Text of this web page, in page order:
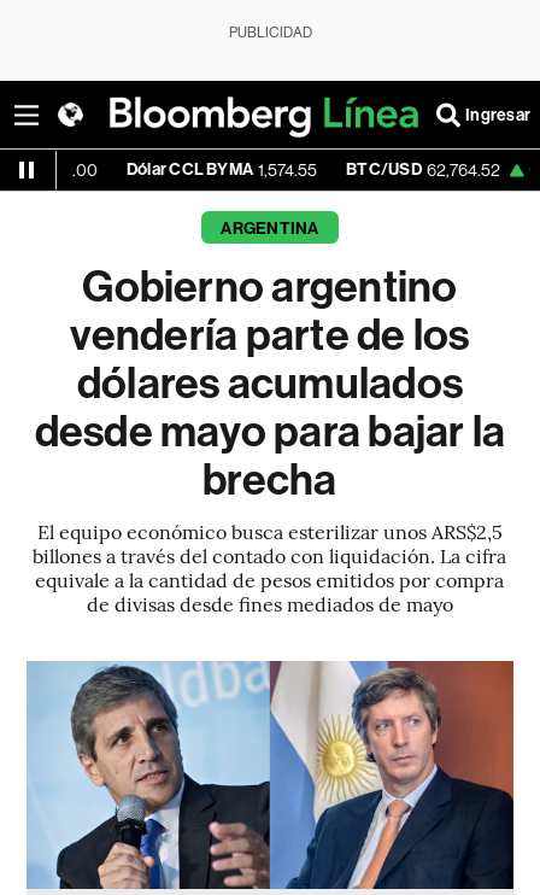
PUBLICIDAD
Ingresar
Dólar CCL BYMA 1,574.55 BTC/USD 62,764.52 +0.25%
ARGENTINA
Gobierno argentino
vendería parte de los
dólares acumulados
desde mayo para bajar la
brecha
El equipo económico busca esterilizar unos ARS$2,5
billones a través del contado con liquidación. La cifra
equivale a la cantidad de pesos emitidos por compra
de divisas desde fines mediados de mayo